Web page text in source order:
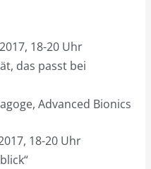
18-20 Uhr
das passt bei
Advanced Bionics
18-20 Uhr